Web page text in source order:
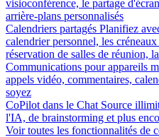
visioconférence, le partage
arrière-plans personnalisés
Calendriers partagés Planifiez
calendrier personnel, les
réservation de salles de réunion,
Communications pour appareils
appels vidéo, commentaires,
soyez
CoPilot dans le Chat Source
l'IA, de brainstorming et plus
Voir toutes les fonctionnalités de